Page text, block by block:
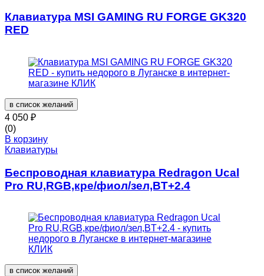
Клавиатура MSI GAMING RU FORGE GK320
RED
в список желаний
4 050 ₽
(0)
В корзину
Клавиатуры
Беспроводная клавиатура Redragon Ucal
Pro RU,RGB,кре/фиол/зел,BT+2.4
в список желаний